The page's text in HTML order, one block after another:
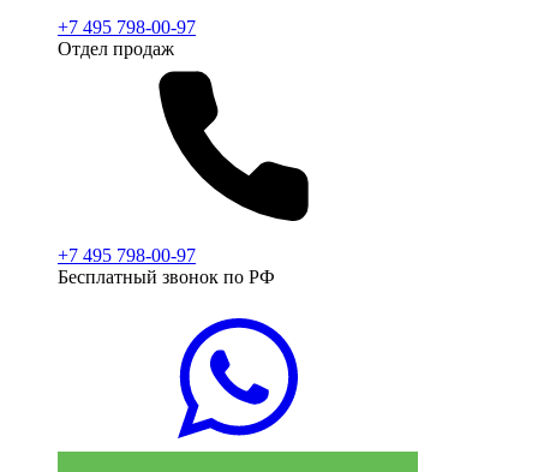
+7 495 798-00-97
Отдел продаж
+7 495 798-00-97
Бесплатный звонок по РФ